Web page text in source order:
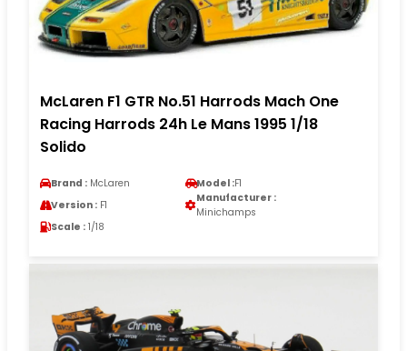
McLaren F1 GTR No.51 Harrods Mach One
Racing Harrods 24h Le Mans 1995 1/18
Solido
Brand : McLaren Model :F1
Version : F1
Manufacturer :
Minichamps
Scale : 1/18